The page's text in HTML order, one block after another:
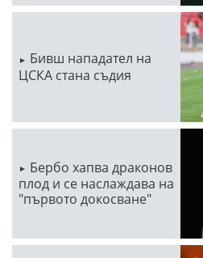
Бивш нападател на
ЦСКА стана съдия
Бербо хапва драконов
плод и се наслаждава на
"първото докосване"